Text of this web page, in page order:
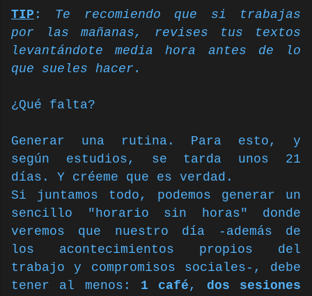
TIP : Te recomiendo que si trabajas
por las mañanas, revises tus textos
levantándote media hora antes de lo
que sueles hacer.
¿Qué falta?
Generar una rutina. Para esto, y
según estudios, se tarda unos 21
días. Y créeme que es verdad.
Si juntamos todo, podemos generar un
sencillo "horario sin horas" donde
veremos que nuestro día -además de
los acontecimientos propios del
trabajo y compromisos sociales-, debe
tener al menos: 1 café , dos sesiones